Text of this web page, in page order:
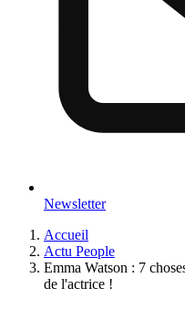
Newsletter
Accueil
Actu People
Emma Watson : 7
de l'actrice !